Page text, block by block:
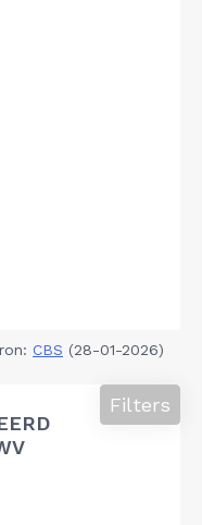
CBS (28-01-2026)
Filters